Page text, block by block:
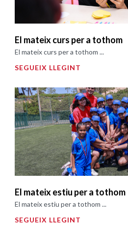
El mateix curs per a tothom
El mateix curs per a tothom ...
SEGUEIX LLEGINT
El mateix estiu per a tothom
El mateix estiu per a tothom ...
SEGUEIX LLEGINT